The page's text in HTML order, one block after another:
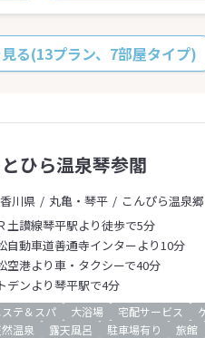
る(13プラン、7部屋タイプ)
ひら温泉琴参閣
香川県 丸亀・琴平
こんぴら温泉郷
土讃線琴平駅より徒歩で5分
自動車道善通寺インターより10分
空港より車・タクシーで40分
デンより琴平駅で4分
テ＆スパ 大浴場 宅配サービス
温泉
露天風呂 駐車場有り 旅館